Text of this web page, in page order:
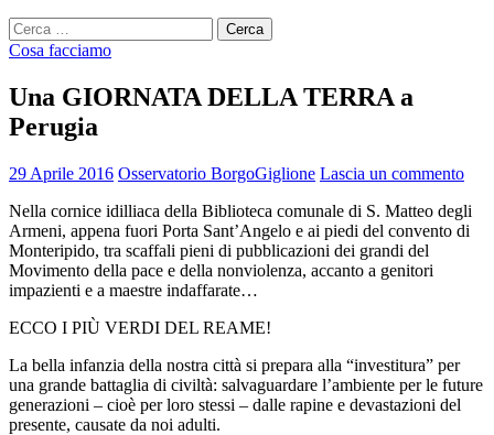
Ricerca
per:
Cosa facciamo
Una GIORNATA DELLA TERRA a
Perugia
29 Aprile 2016 Osservatorio BorgoGiglione Lascia un commento
Nella cornice idilliaca della Biblioteca comunale di S. Matteo degli
Armeni, appena fuori Porta Sant’Angelo e ai piedi del convento di
Monteripido, tra scaffali pieni di pubblicazioni dei grandi del
Movimento della pace e della nonviolenza, accanto a genitori
impazienti e a maestre indaffarate…
ECCO I PIÙ VERDI DEL REAME!
La bella infanzia della nostra città si prepara alla “investitura” per
una grande battaglia di civiltà: salvaguardare l’ambiente per le future
generazioni – cioè per loro stessi – dalle rapine e devastazioni del
presente, causate da noi adulti.